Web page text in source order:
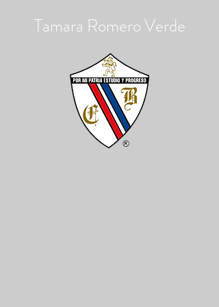
Tamara Romero Verde